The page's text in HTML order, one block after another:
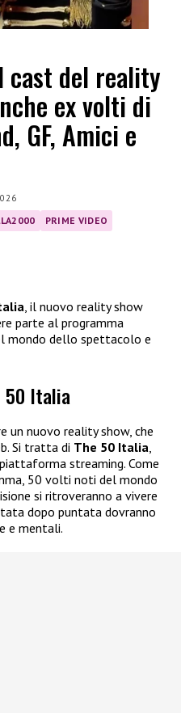
cast del reality
ex volti di
GF, Amici e
PRIME VIDEO
, il nuovo reality show
parte al programma
mondo dello spettacolo e
50 Italia
un nuovo reality show, che
Si tratta di The 50 Italia
streaming. Come
50 volti noti del mondo
si ritroveranno a vivere
dopo puntata dovranno
e mentali.